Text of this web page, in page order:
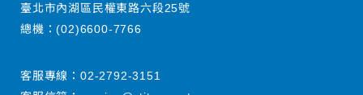
臺北市內湖區民權東路六段25號
總機：(02)6600-7766
客服專線： 02-2792-3151